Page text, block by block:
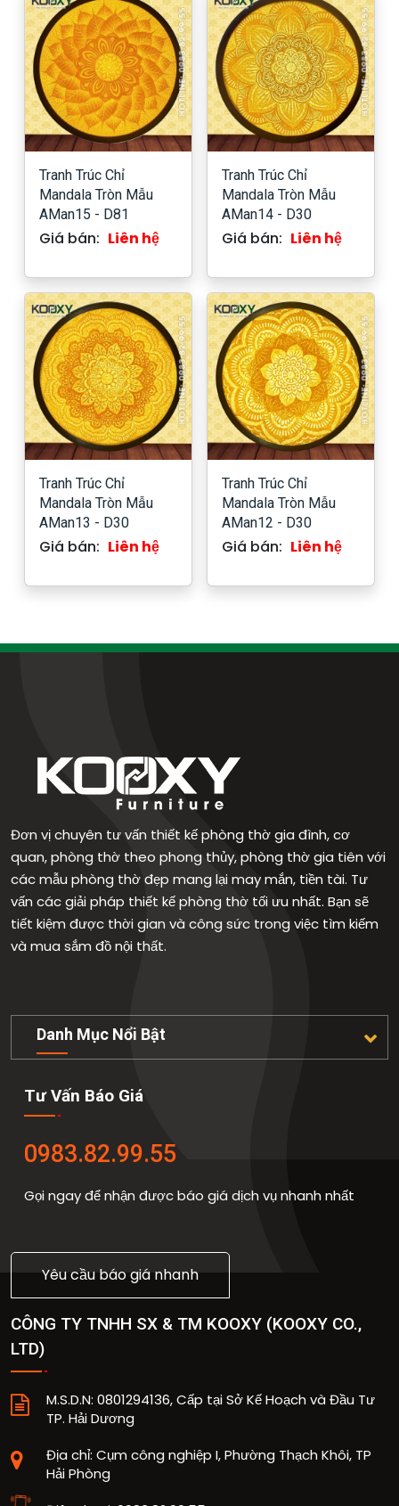
Tranh Trúc Chỉ
Mandala Tròn Mẫu
AMan15 - D81
Giá bán: Liên hệ
Tranh Trúc Chỉ
Mandala Tròn Mẫu
AMan14 - D30
Giá bán: Liên hệ
Tranh Trúc Chỉ
Mandala Tròn Mẫu
AMan13 - D30
Giá bán: Liên hệ
Tranh Trúc Chỉ
Mandala Tròn Mẫu
AMan12 - D30
Giá bán: Liên hệ
Đơn vị chuyên tư vấn thiết kế phòng thờ gia đình, cơ
quan, phòng thờ theo phong thủy, phòng thờ gia tiên với
các mẫu phòng thờ đẹp mang lại may mắn, tiền tài. Tư
vấn các giải pháp thiết kế phòng thờ tối ưu nhất. Bạn sẽ
tiết kiệm được thời gian và công sức trong việc tìm kiếm
và mua sắm đồ nội thất.
Danh Mục Nổi Bật
Tư Vấn Báo Giá
0983.82.99.55
Gọi ngay để nhận được báo giá dịch vụ nhanh nhất
Yêu cầu báo giá nhanh
CÔNG TY TNHH SX & TM KOOXY (KOOXY CO.,
LTD)
M.S.D.N: 0801294136, Cấp tại Sở Kế Hoạch và Đầu Tư
TP. Hải Dương
Địa chỉ: Cụm công nghiệp I, Phường Thạch Khôi, TP
Hải Phòng